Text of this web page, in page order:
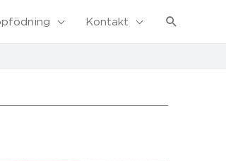
Kontakt Sök